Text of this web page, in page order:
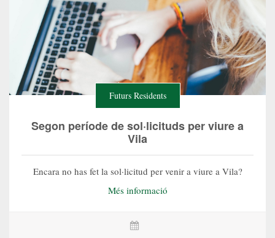
Futurs Residents
Segon període de sol·licituds per viure a
Vila
Encara no has fet la sol·licitud per venir a viure a Vila?
Més informació